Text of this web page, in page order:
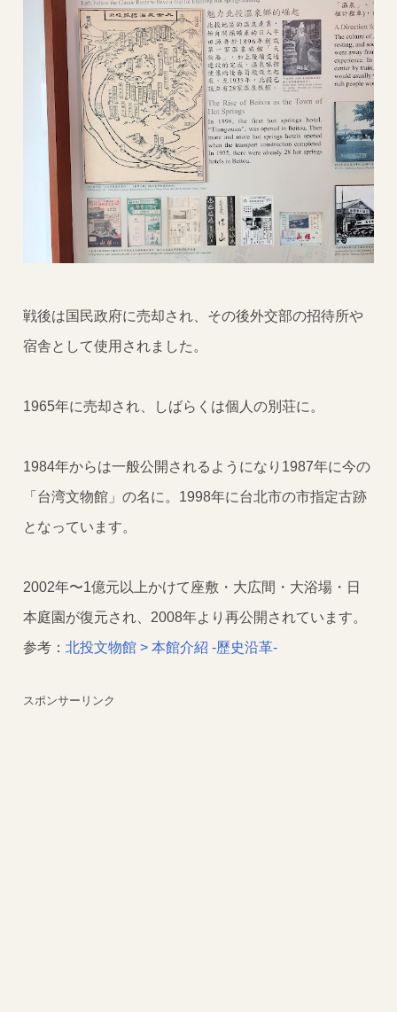
戦後は国民政府に売却され、その後外交部の招待所や
宿舎として使用されました。
1965年に売却され、しばらくは個人の別荘に。
1984年からは一般公開されるようになり1987年に今の
「台湾文物館」の名に。1998年に台北市の市指定古跡
となっています。
2002年〜1億元以上かけて座敷・大広間・大浴場・日
本庭園が復元され、2008年より再公開されています。
参考：北投文物館 > 本館介紹 -歷史沿革-
スポンサーリンク